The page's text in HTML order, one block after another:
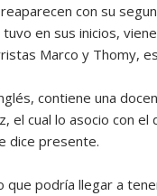
con su
tuvo en sus inicios,
Marco y Thomy,
contiene una
el cual lo asocio con
dice presente.
que podría llegar a